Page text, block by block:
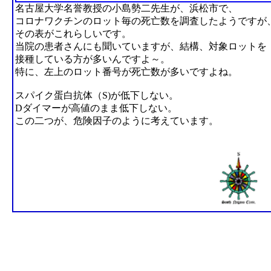
名古屋大学名誉教授の小島勢二先生が、浜松市で、
コロナワクチンのロット毎の死亡数を調査したようですが
その表がこれらしいです。
当院の患者さんにも聞いていますが、結構、対象ロットを
接種している方が多いんですよ～。
特に、左上のロット番号が死亡数が多いですよね。
スパイク蛋白抗体（S)が低下しない。
Dダイマーが高値のまま低下しない。
この二つが、危険因子のように考えています。